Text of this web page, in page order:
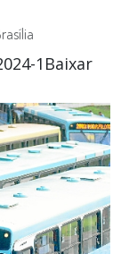
1Baixar